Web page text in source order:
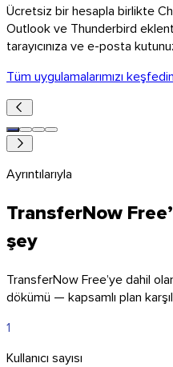
Ücretsiz bir hesapla birlikte
Outlook ve Thunderbird
tarayıcınıza ve e-posta
Tüm uygulamalarımızı keşfedin
Ayrıntılarıyla
TransferNow
şey
TransferNow Free’ye dahil
dökümü — kapsamlı plan
1
Kullanıcı sayısı